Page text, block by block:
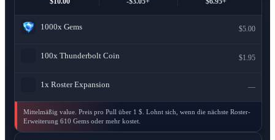
1000x Gems $5.00
100x Thunderbolt Coin $1.95
1x Roster Expansion —
Mittelmäßig value. Preis pro Pull über 1 $. Lohnt sich, wenn die nächste Roster-
Erweiterung 610 Gems oder mehr kostet.